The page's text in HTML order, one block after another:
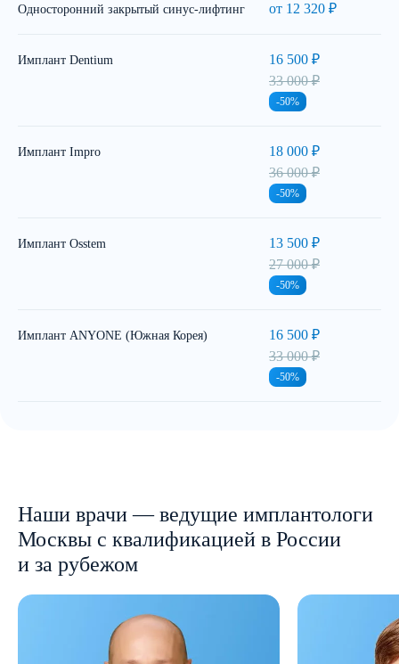
Односторонний закрытый синус-лифтинг от 12 320 ₽
Имплант Dentium
16 500 ₽
33 000 ₽
-50%
Имплант Impro
18 000 ₽
36 000 ₽
-50%
Имплант Osstem
13 500 ₽
27 000 ₽
-50%
Имплант ANYONE (Южная Корея)
16 500 ₽
33 000 ₽
-50%
Наши врачи — ведущие имплантологи
Москвы с квалификацией в России
и за рубежом